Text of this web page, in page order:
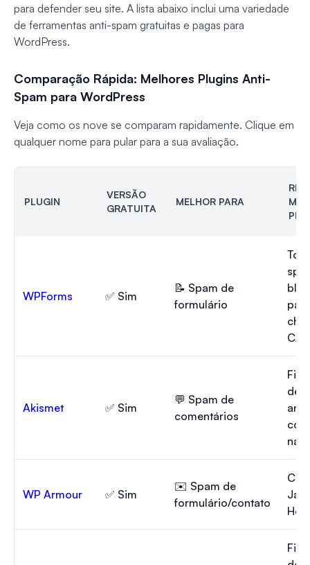
para defender seu site. A lista abaixo inclui uma variedade
de ferramentas anti-spam gratuitas e pagas para
WordPress.
Comparação Rápida: Melhores Plugins Anti-
Spam para WordPress
Veja como os nove se comparam rapidamente. Clique em
qualquer nome para pular para a sua avaliação.
PLUGIN
VERSÃO
GRATUITA
MELHOR PARA
WPForms ✅ Sim
📝 Spam de
formulário
Akismet ✅ Sim
💬 Spam de
comentários
de
na
WP Armour ✅ Sim
✉️ Spam de
formulário/contato